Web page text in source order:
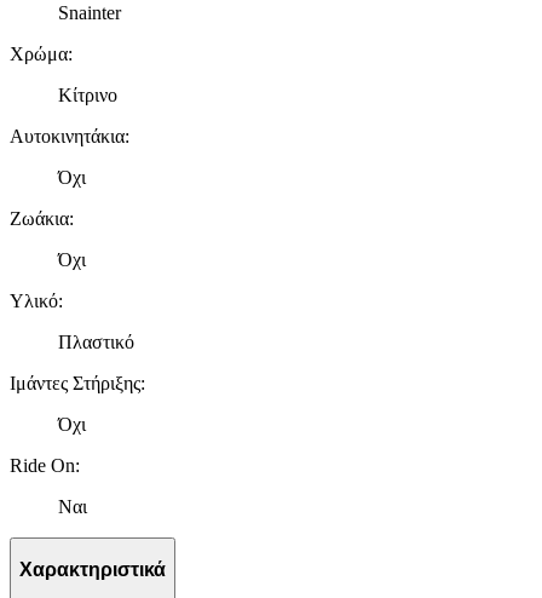
Snainter
Χρώμα:
Κίτρινο
Αυτοκινητάκια:
Όχι
Ζωάκια:
Όχι
Υλικό:
Πλαστικό
Ιμάντες Στήριξης:
Όχι
Ride On:
Ναι
Χαρακτηριστικά